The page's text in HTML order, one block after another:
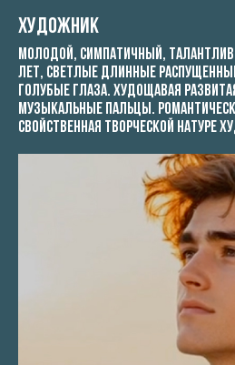
Художник
молодой, симпатичный,
лет, светлые длинные
голубые глаза. худощавая
музыкальные пальцы.
свойственная творческой натуре